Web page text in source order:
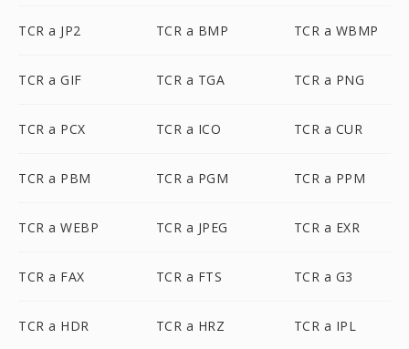
TCR a JP2 TCR a BMP TCR a WBMP
TCR a GIF TCR a TGA TCR a PNG
TCR a PCX TCR a ICO TCR a CUR
TCR a PBM TCR a PGM TCR a PPM
TCR a WEBP TCR a JPEG TCR a EXR
TCR a FAX TCR a FTS TCR a G3
TCR a HDR TCR a HRZ TCR a IPL